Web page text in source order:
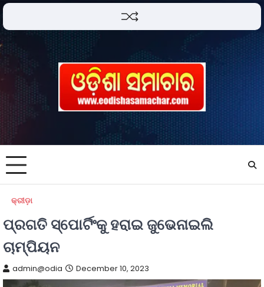
କ୍ରୀଡ଼ା
ପ୍ରଗତି ସ୍ପୋର୍ଟିଂକୁ ହରାଇ ଜୁଭେନାଇଲି
ଚାମ୍ପିୟନ
admin@odia December 10, 2023